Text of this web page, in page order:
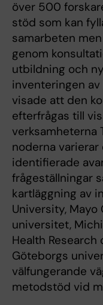
över 500
stöd som kan
samarbeten
genom
utbildning och
inventeringen
visade att den
efterfrågas till
verksamheterna
noderna
identifierade
frågeställningar
kartläggning av
University, Mayo
universitet,
Health Research
Göteborgs
välfungerande
metodstöd vid